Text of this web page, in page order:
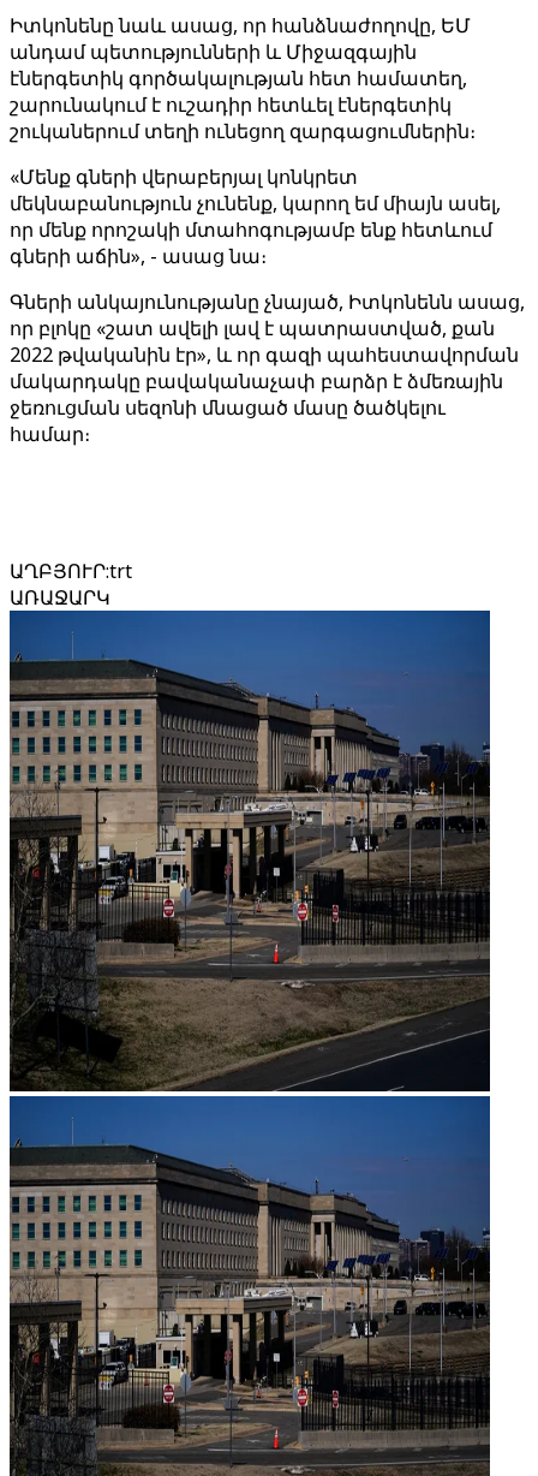
Իտկոնենը նաև ասաց, որ հանձնաժողովը, ԵՄ
անդամ պետությունների և Միջազգային
էներգետիկ գործակալության հետ համատեղ,
շարունակում է ուշադիր հետևել էներգետիկ
շուկաներում տեղի ունեցող զարգացումներին։
«Մենք գների վերաբերյալ կոնկրետ
մեկնաբանություն չունենք, կարող եմ միայն ասել,
որ մենք որոշակի մտահոգությամբ ենք հետևում
գների աճին», - ասաց նա։
Գների անկայունությանը չնայած, Իտկոնենն ասաց,
որ բլոկը «շատ ավելի լավ է պատրաստված, քան
2022 թվականին էր», և որ գազի պահեստավորման
մակարդակը բավականաչափ բարձր է ձմեռային
ջեռուցման սեզոնի մնացած մասը ծածկելու
համար։
ԱՂԲՅՈՒՐ:trt
ԱՌԱՋԱՐԿ